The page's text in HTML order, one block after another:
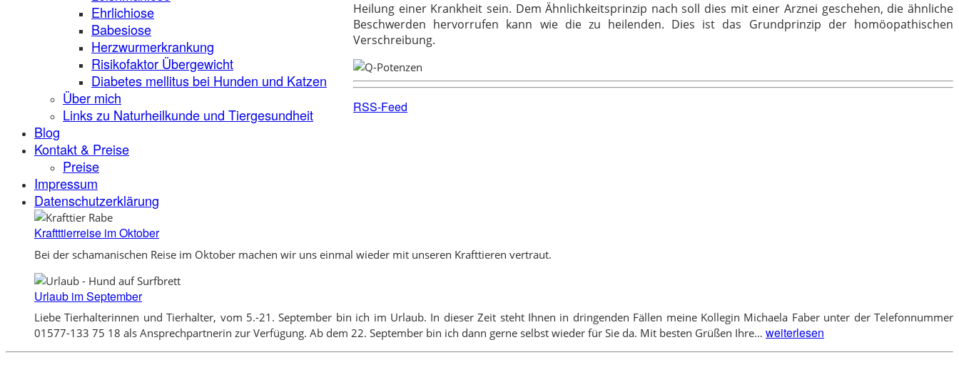
Ehrlichiose
Babesiose
Herzwurmerkrankung
Risikofaktor Übergewicht
Diabetes mellitus bei Hunden und Katzen
Über mich
Links zu Naturheilkunde und Tiergesundheit
Blog
Kontakt & Preise
Preise
Impressum
Datenschutzerklärung
Heilung einer Krankheit sein. Dem Ähnlichkeitsprinzip nach soll dies mit einer Arznei geschehen, die ähnliche
Beschwerden hervorrufen kann wie die zu heilenden. Dies ist das Grundprinzip der homöopathischen
Verschreibung.
RSS-Feed
Kraftttierreise im Oktober
Bei der schamanischen Reise im Oktober machen wir uns einmal wieder mit unseren Krafttieren vertraut.
Urlaub im September
Liebe Tierhalterinnen und Tierhalter, vom 5.-21. September bin ich im Urlaub. In dieser Zeit steht Ihnen in dringenden Fällen meine Kollegin Michaela Faber unter der Telefonnummer
01577-133 75 18 als Ansprechpartnerin zur Verfügung. Ab dem 22. September bin ich dann gerne selbst wieder für Sie da. Mit besten Grüßen Ihre… Urlaub
im
September
weiterlesen